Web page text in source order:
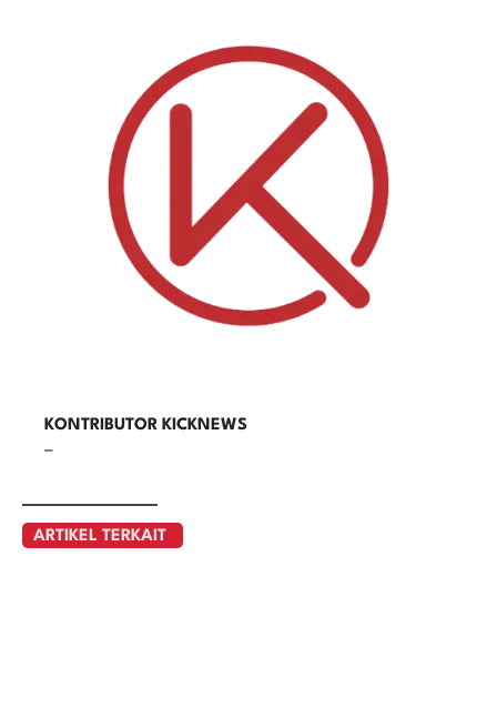
KONTRIBUTOR KICKNEWS
–
ARTIKEL TERKAIT